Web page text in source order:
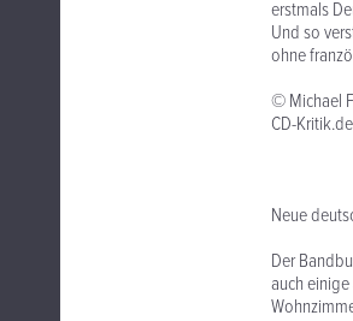
erstmals
Und so
ohne
© Michael
CD-Kritik.de
Neue
Der
auch